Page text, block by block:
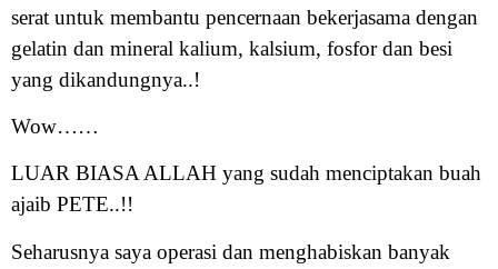
serat untuk membantu pencernaan bekerjasama dengan
gelatin dan mineral kalium, kalsium, fosfor dan besi
yang dikandungnya..!
Wow……
LUAR BIASA ALLAH yang sudah menciptakan buah
ajaib PETE..!!
Seharusnya saya operasi dan menghabiskan banyak